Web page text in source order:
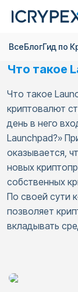
ВсеБлогГид по
Что такое
Что такое
криптовалют
день в него
Launchpad?»
оказывается,
новых
собственных
По своей сути
позволяет
вкладывать